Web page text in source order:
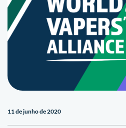
11 de junho de 2020